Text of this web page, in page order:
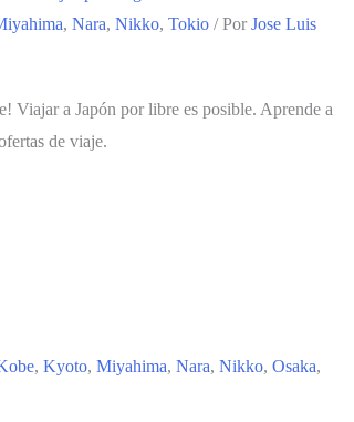
, Nara, Nikko, Tokio / Por Jose Luis
Viajar a Japón por libre es posible. Aprende a
de viaje.
, Kyoto, Miyahima, Nara, Nikko, Osaka,